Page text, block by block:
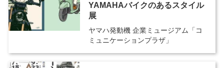
YAMAHAバイクのあるスタイル
展
ヤマハ発動機 企業ミュージアム「コ
ミュニケーションプラザ」